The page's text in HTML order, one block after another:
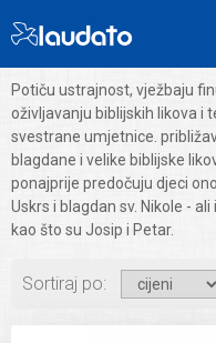
Potiču ustrajnost, vježbaju
oživljavanju biblijskih likova i
svestrane umjetnice.
blagdane i velike biblijske
ponajprije predočuju djeci
Uskrs i blagdan sv. Nikole -
kao što su Josip i Petar.
Sortiraj po